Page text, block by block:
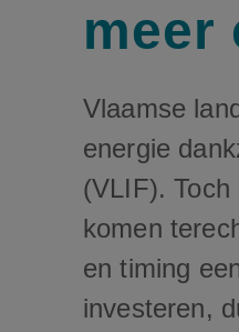
meer
Vlaamse
energie
(VLIF).
komen
en timing
investeren,